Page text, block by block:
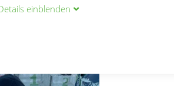
einblenden